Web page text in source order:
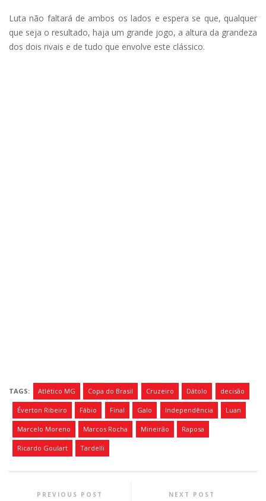
Luta não faltará de ambos os lados e espera se que, qualquer
que seja o resultado, haja um grande jogo, a altura da grandeza
dos dois rivais e de tudo que envolve este clássico.
TAGS: Atlético MG Copa do Brasil Cruzeiro Dátolo decisão
Éverton Ribeiro Fábio Final Galo Independência Luan
Marcelo Moreno Marcos Rocha Mineirão Raposa
Ricardo Goulart Tardelli
PREVIOUS POST NEXT POST